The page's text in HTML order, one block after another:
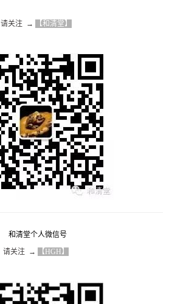
请关注  → 【和清堂】
和清堂个人微信号
请关注  → 【HGH】